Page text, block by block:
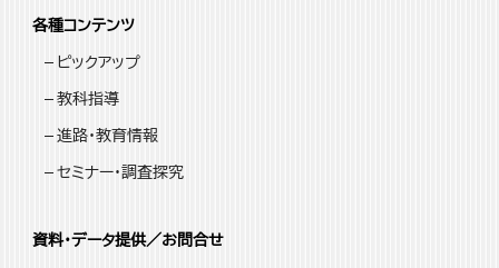
各種コンテンツ
ピックアップ
教科指導
進路・教育情報
セミナー・調査探究
資料・データ提供／お問合せ